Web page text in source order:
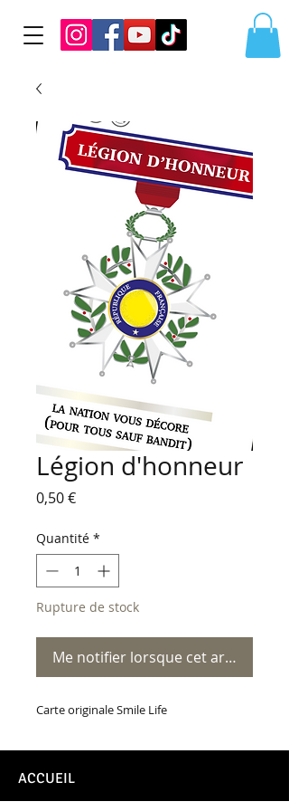
Légion d'honneur
0,50 €Prix
Quantité *
Rupture de stock
Me notifier lorsque cet article est
Carte originale Smile Life
ACCUEIL